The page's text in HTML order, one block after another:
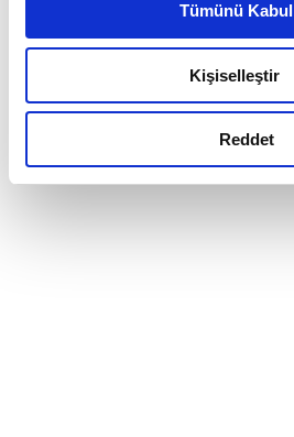
Çerezlere ilişkin tercihlerinizi çerez
belirleyebilirsiniz. Çerezlere ilişkin
Ayarlar butonuna tıklayabilir,
Metnimizi ziyaret edebilirsiniz.
okumak ve sitemizi ziyaretiniz
Tümünü
Kişiselleştir
Reddet